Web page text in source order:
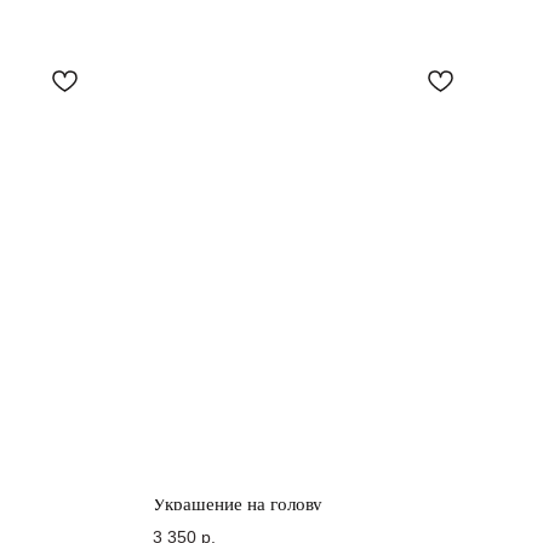
Украшение на голову
3 350 р.